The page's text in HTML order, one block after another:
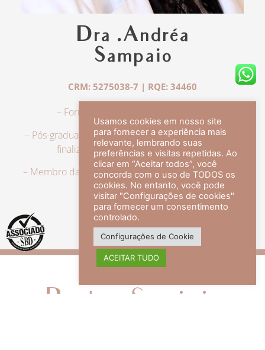
Dra .Andréa
Sampaio
CRM: 5275038-7 | RQE: 34460
– Formação em Medicina pela UFRJ.
– Pós-graduação em Dermatologia pela UFRJ, tendo
finalizado a especialização em 2007.
– Membro da Sociedade Brasileira de Dermatologia,
com título de especialista.
veja mais +
Redes Sociais
Usamos cookies em nosso site
para fornecer a experiência mais
relevante, lembrando suas
preferências e visitas repetidas. Ao
clicar em “Aceitar todos”, você
concorda com o uso de TODOS os
cookies. No entanto, você pode
visitar "Configurações de cookies"
para fornecer um consentimento
controlado.
Configurações de Cookie
ACEITAR TUDO